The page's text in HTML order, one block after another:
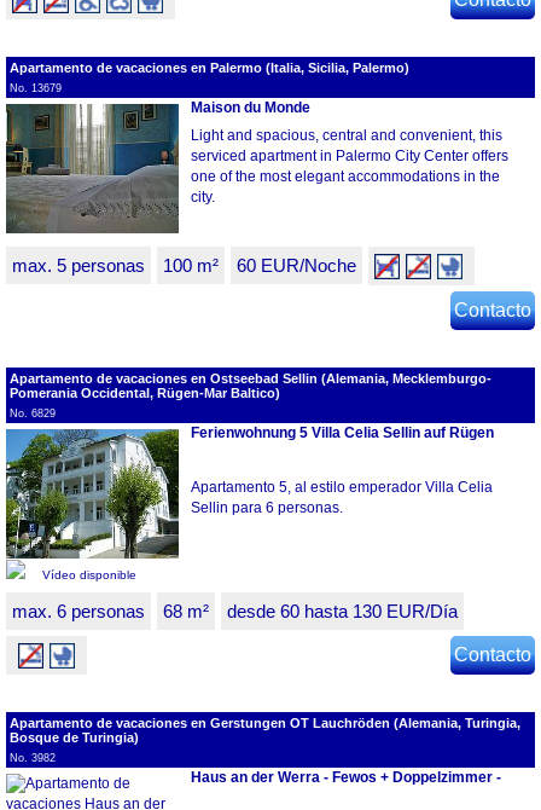
Apartamento de vacaciones en Palermo (Italia, Sicilia, Palermo)
No. 13679
Maison du Monde
Light and spacious, central and convenient, this
serviced apartment in Palermo City Center offers
one of the most elegant accommodations in the
city.
max. 5 personas 100 m² 60 EUR/Noche
Contacto
Apartamento de vacaciones en Ostseebad Sellin (Alemania, Mecklemburgo-
Pomerania Occidental, Rügen-Mar Baltico)
No. 6829
Vídeo disponible
Ferienwohnung 5 Villa Celia Sellin auf Rügen
Apartamento 5, al estilo emperador Villa Celia
Sellin para 6 personas.
max. 6 personas 68 m² desde 60 hasta 130 EUR/Día
Contacto
Apartamento de vacaciones en Gerstungen OT Lauchröden (Alemania, Turingia,
Bosque de Turingia)
No. 3982
Haus an der Werra - Fewos + Doppelzimmer -